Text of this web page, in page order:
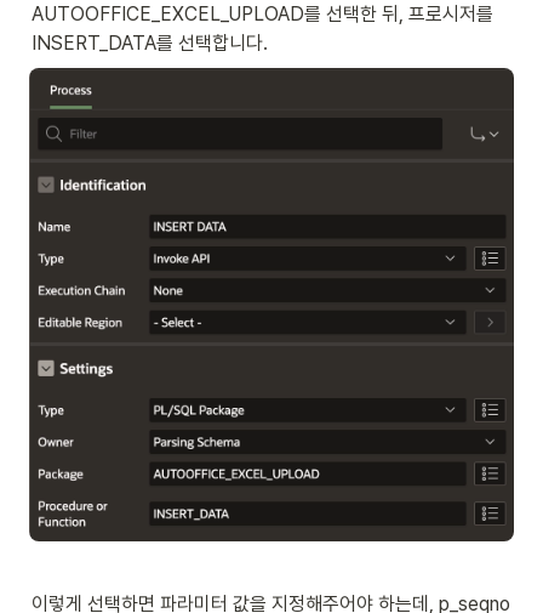
AUTOOFFICE_EXCEL_UPLOAD를 선택한 뒤, 프로시저를
INSERT_DATA를 선택합니다.
이렇게 선택하면 파라미터 값을 지정해주어야 하는데, p_seqno